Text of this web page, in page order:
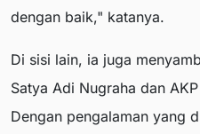
dengan baik," katanya.
Di sisi lain, ia juga
Satya Adi Nugraha dan
Dengan pengalaman yang